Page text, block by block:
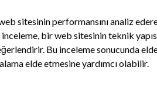
sitesinin performansını analiz
bir web sitesinin teknik
Bu inceleme sonucunda
elde etmesine yardımcı olabilir.